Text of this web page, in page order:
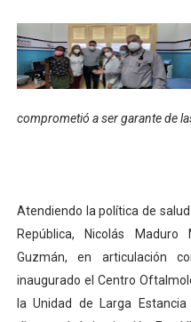
Hospital universitario
Instituto Nacional de
Gobernación de
Fortalecen formación
Fortaleciendo la
Campo Elías consolida
comprometió a ser garante de
Atendiendo la política de
República, Nicolás
Guzmán, en articulación
inaugurado el Centro
la Unidad de Larga